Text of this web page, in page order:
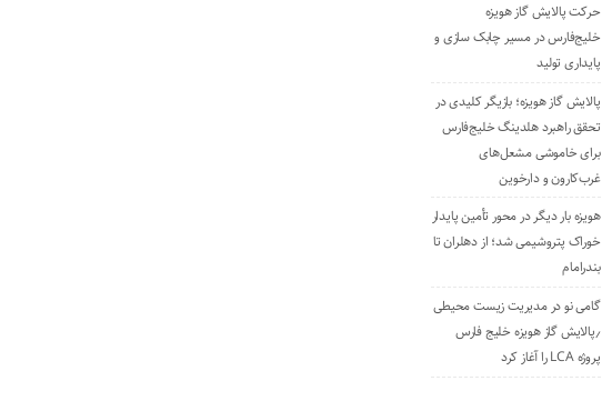
حرکت پالایش گاز هویزه
خلیج‌فارس در مسیر چابک سازی و
پایداری تولید
پالایش گاز هویزه؛ بازیگر کلیدی در
تحقق راهبرد هلدینگ خلیج‌فارس
برای خاموشی مشعل‌های
غرب‌کارون و دارخوین
هویزه بار دیگر در محور تأمین پایدار
خوراک پتروشیمی شد؛ از دهلران تا
بندرامام
گامی نو در مدیریت زیست ‌محیطی
٫پالایش گاز هویزه خلیج ‌فارس
پروژه LCA را آغاز کرد